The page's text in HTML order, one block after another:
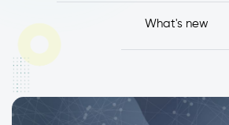
What's new